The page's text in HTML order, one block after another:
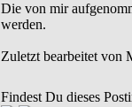
Die von mir
werden.
Zuletzt bearbeitet von
Findest Du dieses